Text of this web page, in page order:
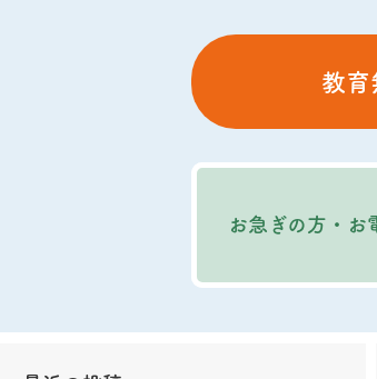
教育
お急ぎの方・お